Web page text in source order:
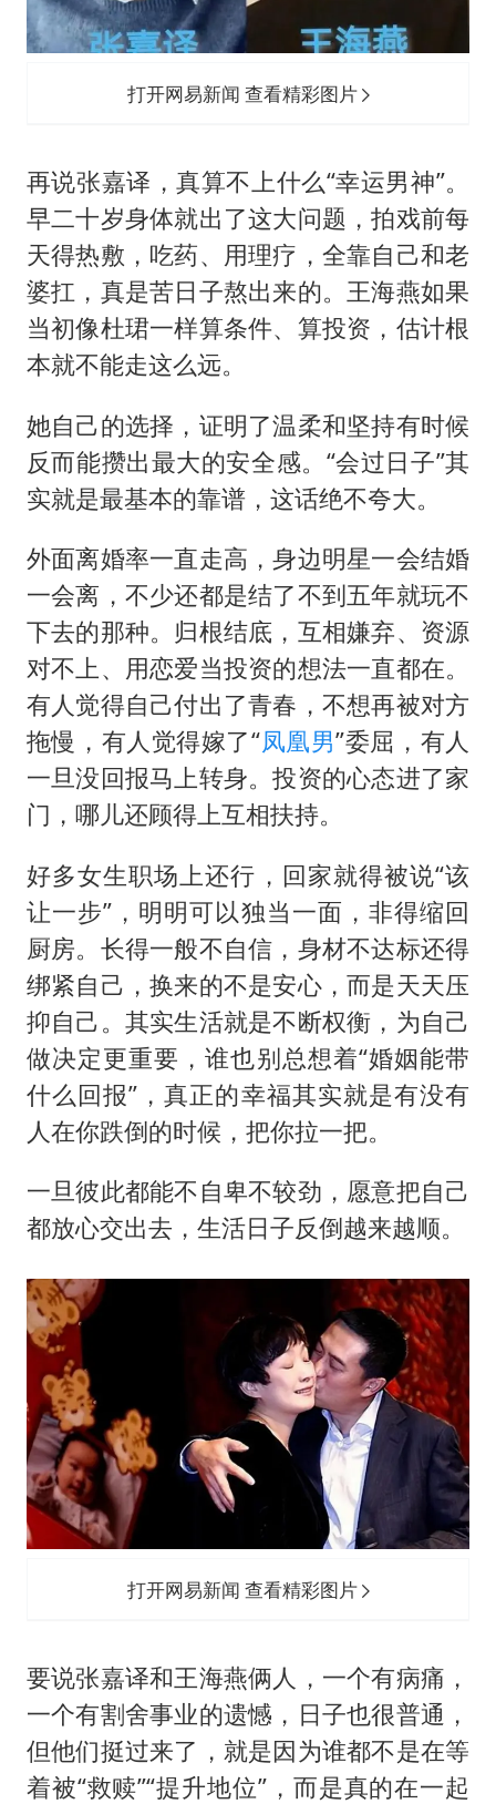
打开网易新闻 查看精彩图片
再说张嘉译，真算不上什么“幸运男神”。
早二十岁身体就出了这大问题，拍戏前每
天得热敷，吃药、用理疗，全靠自己和老
婆扛，真是苦日子熬出来的。王海燕如果
当初像杜珺一样算条件、算投资，估计根
本就不能走这么远。
她自己的选择，证明了温柔和坚持有时候
反而能攒出最大的安全感。“会过日子”其
实就是最基本的靠谱，这话绝不夸大。
外面离婚率一直走高，身边明星一会结婚
一会离，不少还都是结了不到五年就玩不
下去的那种。归根结底，互相嫌弃、资源
对不上、用恋爱当投资的想法一直都在。
有人觉得自己付出了青春，不想再被对方
拖慢，有人觉得嫁了“凤凰男”委屈，有人
一旦没回报马上转身。投资的心态进了家
门，哪儿还顾得上互相扶持。
好多女生职场上还行，回家就得被说“该
让一步”，明明可以独当一面，非得缩回
厨房。长得一般不自信，身材不达标还得
绑紧自己，换来的不是安心，而是天天压
抑自己。其实生活就是不断权衡，为自己
做决定更重要，谁也别总想着“婚姻能带
什么回报”，真正的幸福其实就是有没有
人在你跌倒的时候，把你拉一把。
一旦彼此都能不自卑不较劲，愿意把自己
都放心交出去，生活日子反倒越来越顺。
打开网易新闻 查看精彩图片
要说张嘉译和王海燕俩人，一个有病痛，
一个有割舍事业的遗憾，日子也很普通，
但他们挺过来了，就是因为谁都不是在等
着被“救赎”“提升地位”，而是真的在一起